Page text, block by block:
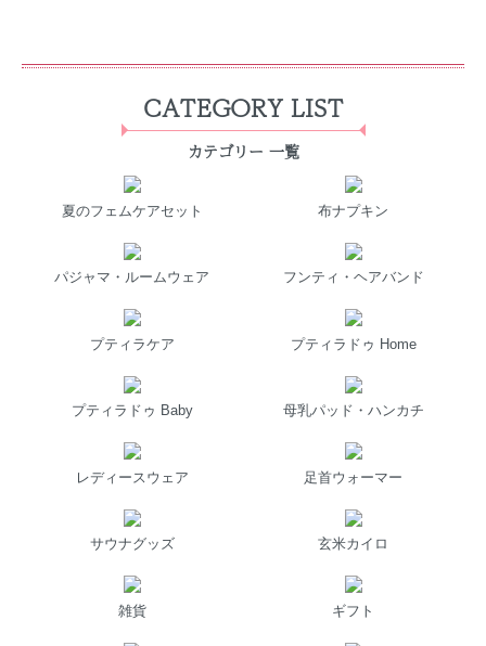
CATEGORY LIST
カテゴリー 一覧
夏のフェムケアセット 布ナプキン
パジャマ・ルームウェア フンティ・ヘアバンド
プティラケア プティラドゥ Home
プティラドゥ Baby 母乳パッド・ハンカチ
レディースウェア 足首ウォーマー
サウナグッズ 玄米カイロ
雑貨 ギフト